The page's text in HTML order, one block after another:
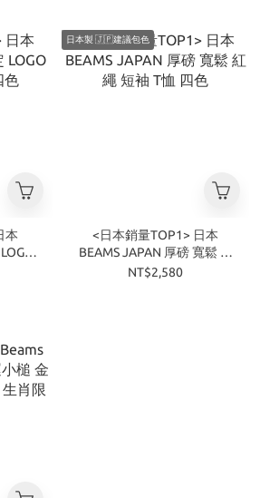
本
日本製 🇯🇵建議包色
<日本銷量TOP1> 日本
BEAMS JAPAN 厚磅 寬鬆 紅
繩 短袖 T恤 四色
NT$2,580